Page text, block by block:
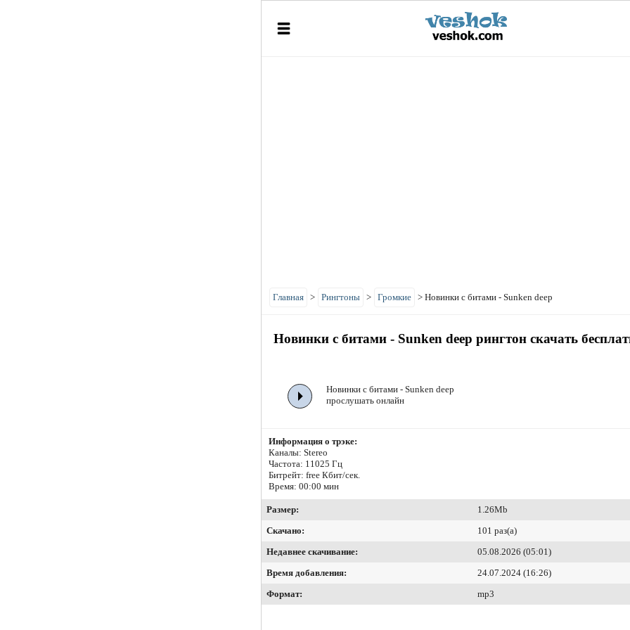
Главная > Рингтоны > Громкие > Новинки с битами - Sunken deep
Новинки с битами - Sunken deep рингтон скачать
Новинки с битами - Sunken deep
прослушать онлайн
Информация о трэке:
Каналы: Stereo
Частота: 11025 Гц
Битрейт: free Кбит/сек.
Время: 00:00 мин
Размер:
1.26Mb
Скачано:
101 раз(а)
Недавнее скачивание:
05.08.2026 (05:01)
Время добавления:
24.07.2024 (16:26)
Формат:
mp3